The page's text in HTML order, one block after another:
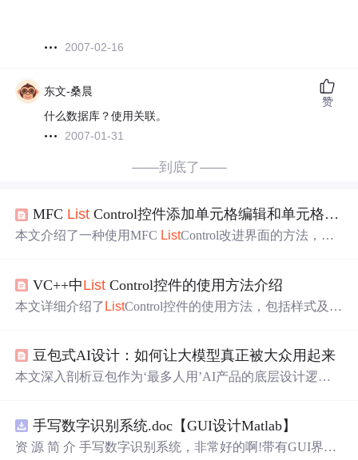
2007-02-16
东文-桑晨
什么数据库？使用关联。
2007-01-31
赞
——到底了——
MFC List Control控件添加单元格编辑和单元格下拉列表项以适用于
本文介绍了一种使用MFC ListControl改进界面的方法，通
辑、下拉列表、数据更新和添加新行等功能。
VC++中List Control控件的使用方法介绍
本文详细介绍了 ListControl控件的使用方法，包括样式及列
及实现双击事件响应。
豆包式AI设计：如何让大模型真正被大众用起来
本文深入剖析豆包作为‘最多人用’AI产品的底层设计逻
成框架、打造鲁棒多模态预处理流水线，并提出‘小模型
+大知识库’混合架构与端侧轻量级安全熔断系统。强调以
手写数字识别系统.doc【GUI设计Matlab】
资 源 简 介 手写数字识别系统，非常好的啊!带有GUI界